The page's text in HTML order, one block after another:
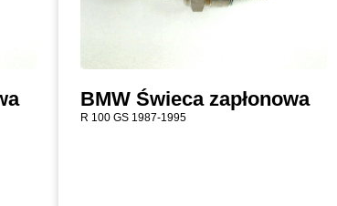
BMW Świeca zapłonowa
R 100 GS 1987-1995